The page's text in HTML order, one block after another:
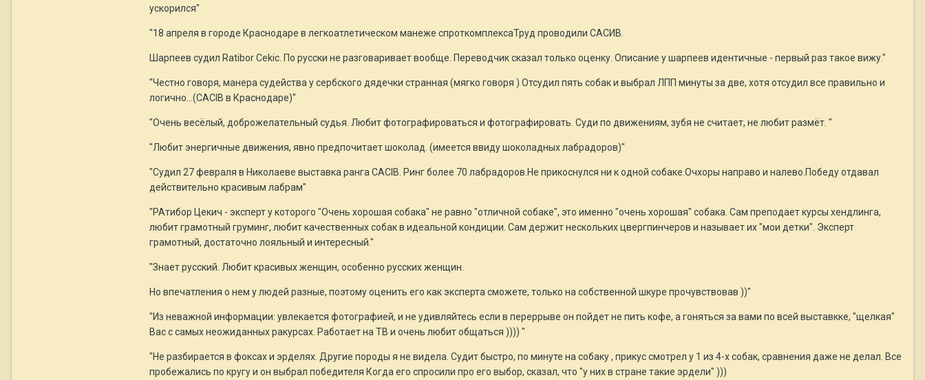
ускорился"
"18 апреля в городе Краснодаре в легкоатлетическом манеже спроткомплексаТруд проводили САСИВ.
Шарпеев судил Ratibor Cekic. По русски не разговаривает вообще. Переводчик сказал только оценку. Описание у шарпеев идентичные - первый раз такое вижу."
"Честно говоря, манера судейства у сербского дядечки странная (мягко говоря ) Отсудил пять собак и выбрал ЛПП минуты за две, хотя отсудил все правильно и
логично...(CACIB в Краснодаре)"
"Очень весёлый, доброжелательный судья. Любит фотографироваться и фотографировать. Суди по движениям, зубя не считает, не любит размёт. "
"Любит энергичные движения, явно предпочитает шоколад. (имеется ввиду шоколадных лабрадоров)"
"Судил 27 февраля в Николаеве выставка ранга САСIB. Ринг более 70 лабрадоров.Не прикоснулся ни к одной собаке.Очхоры направо и налево.Победу отдавал
действительно красивым лабрам"
"РАтибор Цекич - эксперт у которого "Очень хорошая собака" не равно "отличной собаке", это именно "очень хорошая" собака. Сам преподает курсы хендлинга,
любит грамотный груминг, любит качественных собак в идеальной кондиции. Сам держит нескольких цвергпинчеров и называет их "мои детки". Эксперт
грамотный, достаточно лояльный и интересный."
"Знает русский. Любит красивых женщин, особенно русских женщин.
Но впечатления о нем у людей разные, поэтому оценить его как эксперта сможете, только на собственной шкуре прочувствовав ))"
"Из неважной информации: увлекается фотографией, и не удивляйтесь если в переррыве он пойдет не пить кофе, а гоняться за вами по всей выставкке, "щелкая"
Вас с самых неожиданных ракурсах. Работает на ТВ и очень любит общаться )))) "
"Не разбирается в фоксах и эрделях. Другие породы я не видела. Судит быстро, по минуте на собаку , прикус смотрел у 1 из 4-х собак, сравнения даже не делал. Все
пробежались по кругу и он выбрал победителя Когда его спросили про его выбор, сказал, что "у них в стране такие эрдели" )))